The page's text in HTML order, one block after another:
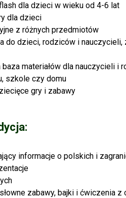
dla dzieci w wieku od 4-6 lat
dla dzieci
z różnych przedmiotów
do dzieci, rodziców i nauczycieli,
baza materiałów dla nauczycieli i
szkole czy domu
gry i zabawy
informacje o polskich i
zabawy, bajki i ćwiczenia z